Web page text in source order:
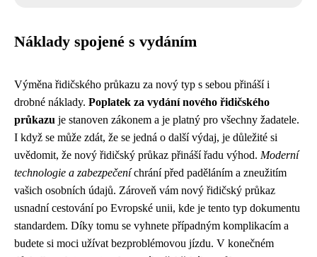
Náklady spojené s vydáním
Výměna řidičského průkazu za nový typ s sebou přináší i
drobné náklady. Poplatek za vydání nového řidičského
průkazu je stanoven zákonem a je platný pro všechny žadatele.
I když se může zdát, že se jedná o další výdaj, je důležité si
uvědomit, že nový řidičský průkaz přináší řadu výhod. Moderní
technologie a zabezpečeníchrání před paděláním a zneužitím
vašich osobních údajů. Zároveň vám nový řidičský průkaz
usnadní cestování po Evropské unii, kde je tento typ dokumentu
standardem. Díky tomu se vyhnete případným komplikacím a
budete si moci užívat bezproblémovou jízdu. V konečném